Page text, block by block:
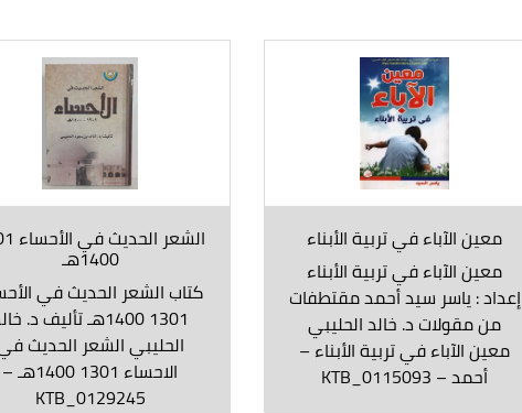
معين الآباء في تربية الأبناء
معين الآباء في تربية الأبناء
إعداد : ياسر سيد أحمد مقتطفات
من مقولات د. خالد الحليبي
معين الآباء في تربية الأبناء –
أحمد – KTB_0115093
1400هـ
كتاب الشعر الحديث في
1301 1400هـ تأليف د.
الحليبي الشعر الحديث
الاحساء 1301 1400هـ –
KTB_0129245